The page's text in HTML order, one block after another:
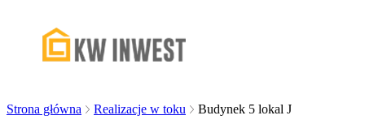
Strona główna Realizacje w toku Budynek 5 lokal J